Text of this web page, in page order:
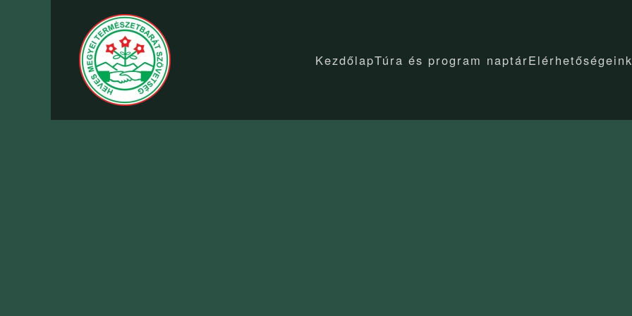
Fő tartalom átugrása
KezdőlapTúra és program naptárElérhetőségeink